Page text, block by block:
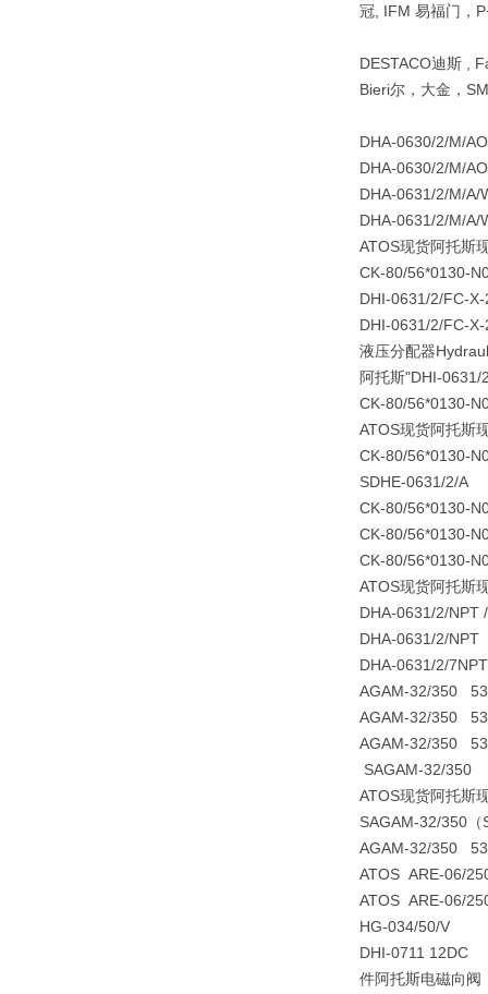
冠, IFM 易福门，
DESTACO迪斯 ,
Bieri尔，大金，
DHA-0630/2/M/
DHA-0630/2/M/
DHA-0631/2/M/A/
DHA-0631/2/M/A/
ATOS现货阿托斯
CK-80/56*0130-
DHI-0631/2/FC-X-
DHI-0631/2/FC-X-
液压分配器
阿托斯"DHI-0631/
CK-80/56*0130-
ATOS现货阿托斯
CK-80/56*0130-
SDHE-0631/2/A
CK-80/56*0130-
CK-80/56*0130-
CK-80/56*0130-
ATOS现货阿托斯
DHA-0631/2/
DHA-0631/2/NPT
DHA-0631/2/
AGAM-32/350
AGAM-32/350
AGAM-32/350
SAGAM-32/350
ATOS现货阿托斯
SAGAM-32/350
AGAM-32/350 53
ATOS ARE-06/
ATOS ARE-06/
HG-034/50/V
DHI-0711 12DC
件阿托斯电磁向